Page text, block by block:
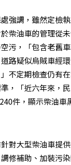
強調，雖然定檢
柴油車的管理從
污，「包含老舊
路疑似烏賊車經
不定期檢查仍有
，「近六年來，
件，顯示柴油車
對大型柴油車提
修補助、加裝污